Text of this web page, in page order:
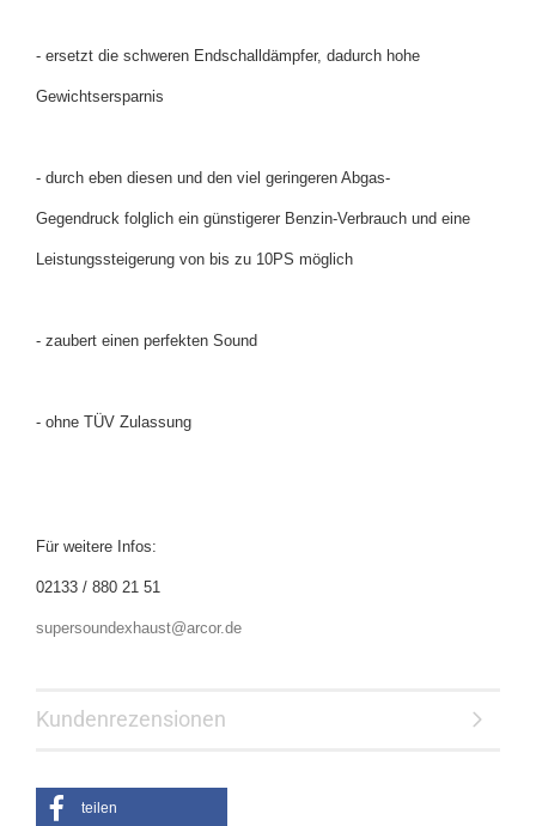
- ersetzt die schweren Endschalldämpfer, dadurch hohe
Gewichtsersparnis
- durch eben diesen und den viel geringeren Abgas-
Gegendruck folglich ein günstigerer Benzin-Verbrauch und eine
Leistungssteigerung von bis zu 10PS möglich
- zaubert einen perfekten Sound
- ohne TÜV Zulassung
Für weitere Infos:
02133 / 880 21 51
supersoundexhaust@arcor.de
Kundenrezensionen
teilen